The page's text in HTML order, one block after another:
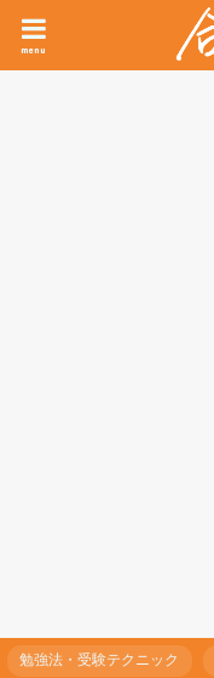
menu
勉強法・受験テクニック